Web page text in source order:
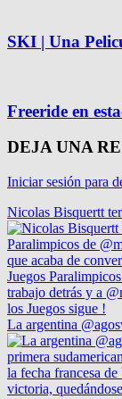
SKI | Una
Freeride en
DEJA UNA
Iniciar sesión para
Nicolas Bisquertt
La argentina